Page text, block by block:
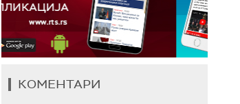
КОМЕНТАРИ